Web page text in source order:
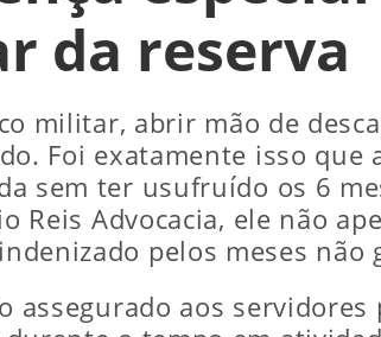
da reserva
militar, abrir mão de
Foi exatamente isso que
sem ter usufruído os 6
Reis Advocacia, ele não
pelos meses não
aos servidores